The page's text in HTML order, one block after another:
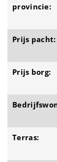
provincie:
Prijs pacht:
Prijs borg:
Terras: